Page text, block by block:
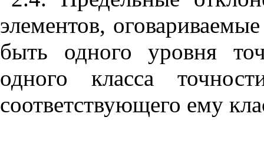
элементов,
быть одного уровня
одного класса
соответствующего ему